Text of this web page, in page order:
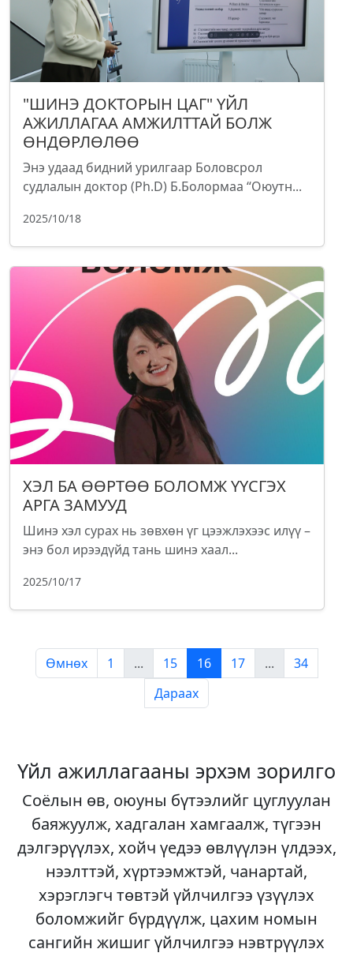
"ШИНЭ ДОКТОРЫН ЦАГ" ҮЙЛ
АЖИЛЛАГАА АМЖИЛТТАЙ БОЛЖ
ӨНДӨРЛӨЛӨӨ
Энэ удаад бидний урилгаар Боловсрол
судлалын доктор (Ph.D) Б.Болормаа “Оюутн...
2025/10/18
ХЭЛ БА ӨӨРТӨӨ БОЛОМЖ ҮҮСГЭХ
АРГА ЗАМУУД
Шинэ хэл сурах нь зөвхөн үг цээжлэхээс илүү –
энэ бол ирээдүйд тань шинэ хаал...
2025/10/17
Өмнөх 1 ... 15 16 17 ...
34
Дараах
Үйл ажиллагааны эрхэм зорилго
Соёлын өв, оюуны бүтээлийг цуглуулан
баяжуулж, хадгалан хамгаалж, түгээн
дэлгэрүүлэх, хойч үедээ өвлүүлэн үлдээх,
нээлттэй, хүртээмжтэй, чанартай,
хэрэглэгч төвтэй үйлчилгээ үзүүлэх
боломжийг бүрдүүлж, цахим номын
сангийн жишиг үйлчилгээ нэвтрүүлэх